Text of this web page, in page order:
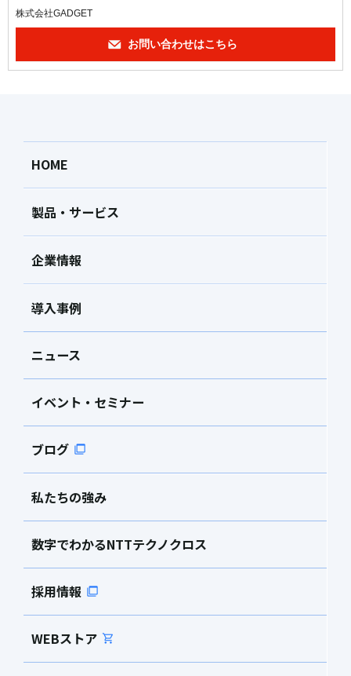
株式会社GADGET
お問い合わせはこちら
HOME
製品・サービス
企業情報
導入事例
ニュース
イベント・セミナー
ブログ
私たちの強み
数字でわかるNTTテクノクロス
採用情報
WEBストア